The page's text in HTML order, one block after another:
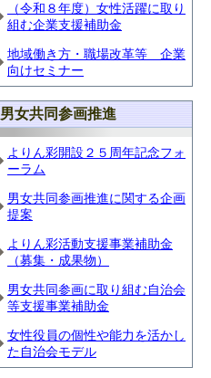
（令和８年度）女性活躍に取り
組む企業支援補助金
地域働き方・職場改革等 企業
向けセミナー
男女共同参画推進
よりん彩開設２５周年記念フォ
ーラム
男女共同参画推進に関する企画
提案
よりん彩活動支援事業補助金
（募集・成果物）
男女共同参画に取り組む自治会
等支援事業補助金
女性役員の個性や能力を活かし
た自治会モデル